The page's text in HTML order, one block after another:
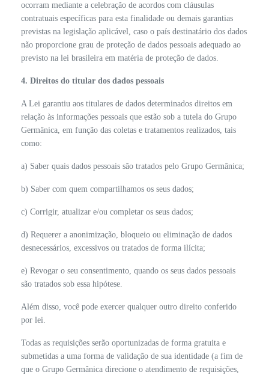
ocorram mediante a celebração de acordos com cláusulas
contratuais específicas para esta finalidade ou demais garantias
previstas na legislação aplicável, caso o país destinatário dos dados
não proporcione grau de proteção de dados pessoais adequado ao
previsto na lei brasileira em matéria de proteção de dados.
4. Direitos do titular dos dados pessoais
A Lei garantiu aos titulares de dados determinados direitos em
relação às informações pessoais que estão sob a tutela do Grupo
Germânica, em função das coletas e tratamentos realizados, tais
como:
a) Saber quais dados pessoais são tratados pelo Grupo Germânica;
b) Saber com quem compartilhamos os seus dados;
c) Corrigir, atualizar e/ou completar os seus dados;
d) Requerer a anonimização, bloqueio ou eliminação de dados
desnecessários, excessivos ou tratados de forma ilícita;
e) Revogar o seu consentimento, quando os seus dados pessoais
são tratados sob essa hipótese.
Além disso, você pode exercer qualquer outro direito conferido
por lei.
Todas as requisições serão oportunizadas de forma gratuita e
submetidas a uma forma de validação de sua identidade (a fim de
que o Grupo Germânica direcione o atendimento de requisições,